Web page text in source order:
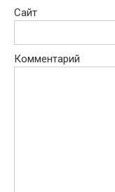
Сайт
Комментарий